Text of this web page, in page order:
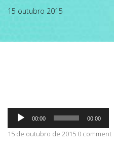
CONTATO
15 outubro 2015
Tocador
áudio
00:00 00:00
15 de outubro de 2015 0 comment